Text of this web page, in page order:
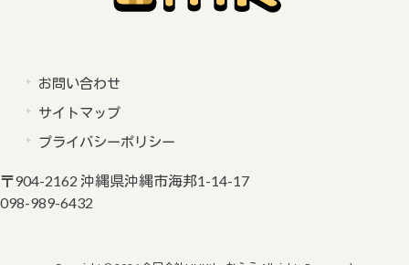
お問い合わせ
サイトマップ
プライバシーポリシー
〒904-2162 沖縄県沖縄市海邦1-14-17
098-989-6432